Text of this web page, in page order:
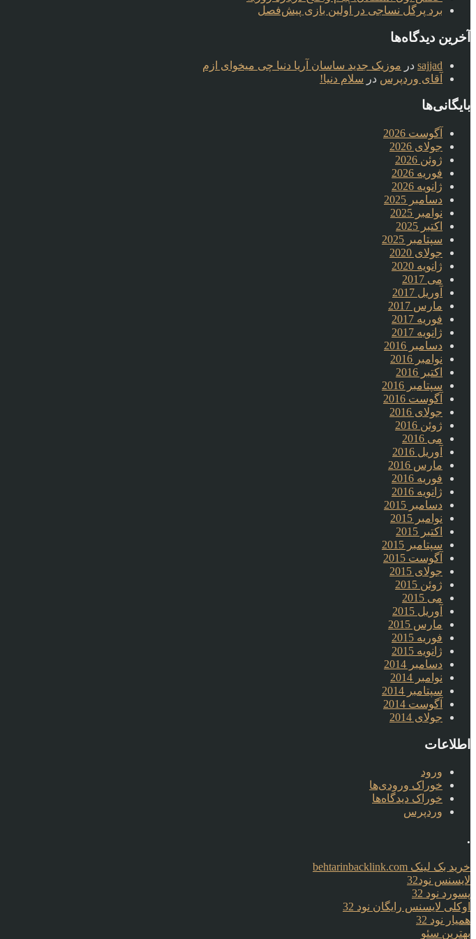
برد پرگل نساجی در اولین بازی پیش‌فصل
آخرین دیدگاه‌ها
sajjad در موزیک جدید ساسان آریا دنیا چی میخوای ازم
آقای وردپرس در سلام دنیا!
بایگانی‌ها
آگوست 2026
جولای 2026
ژوئن 2026
فوریه 2026
ژانویه 2026
دسامبر 2025
نوامبر 2025
اکتبر 2025
سپتامبر 2025
جولای 2020
ژانویه 2020
می 2017
آوریل 2017
مارس 2017
فوریه 2017
ژانویه 2017
دسامبر 2016
نوامبر 2016
اکتبر 2016
سپتامبر 2016
آگوست 2016
جولای 2016
ژوئن 2016
می 2016
آوریل 2016
مارس 2016
فوریه 2016
ژانویه 2016
دسامبر 2015
نوامبر 2015
اکتبر 2015
سپتامبر 2015
آگوست 2015
جولای 2015
ژوئن 2015
می 2015
آوریل 2015
مارس 2015
فوریه 2015
ژانویه 2015
دسامبر 2014
نوامبر 2014
سپتامبر 2014
آگوست 2014
جولای 2014
اطلاعات
ورود
خوراک ورودی‌ها
خوراک دیدگاه‌ها
وردپرس
.
خرید بک لینک behtarinbacklink.com
لایسنس نود32
پسورد نود 32
اوکلی لایسنس رایگان نود 32
همیار نود 32
بهترین سئو